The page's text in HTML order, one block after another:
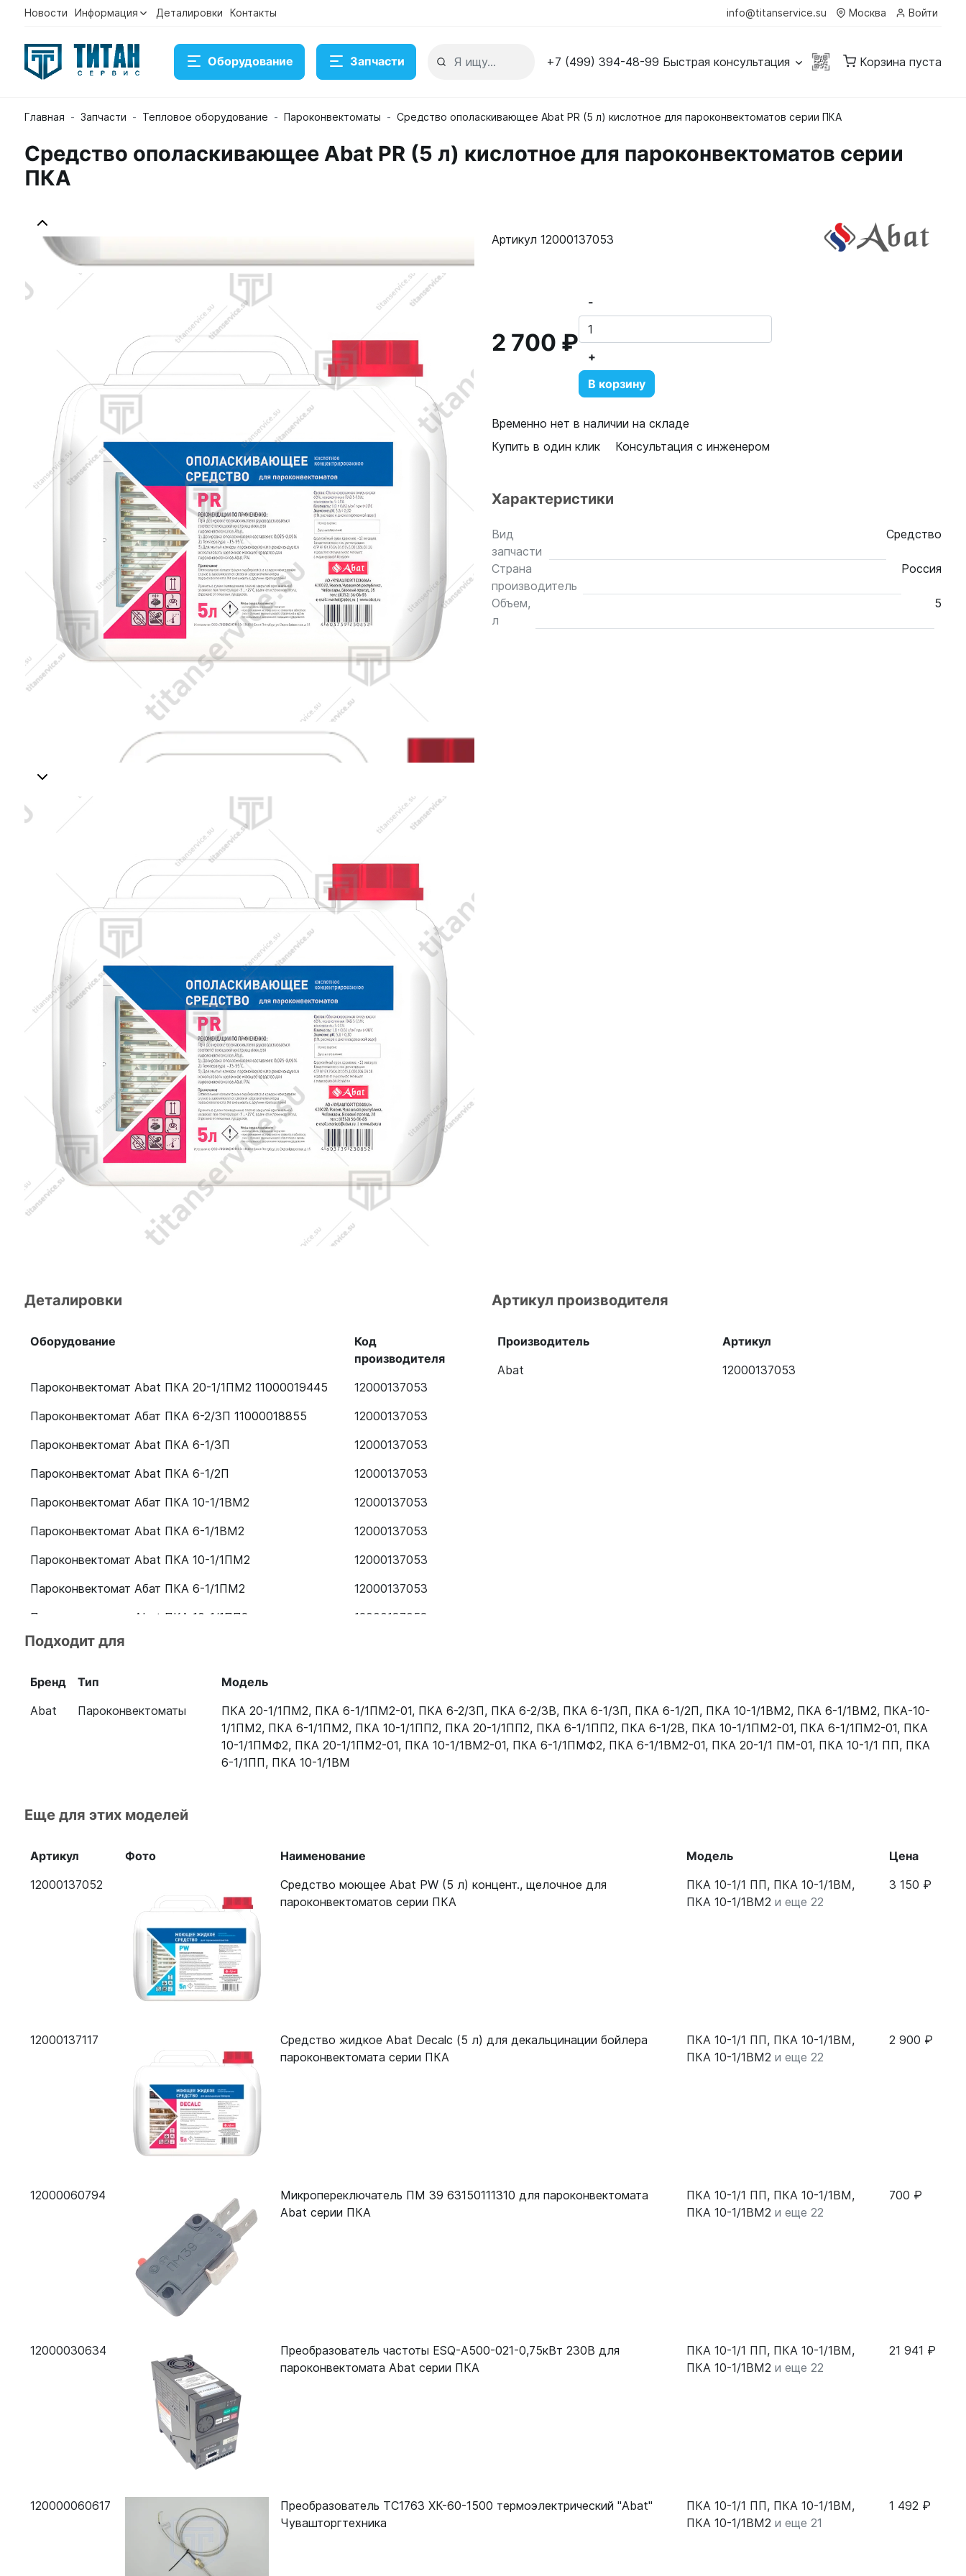
Новости Информация Деталировки Контакты info@titanservice.su Москва Войти
Оборудование Запчасти +7 (499) 394-48-99 Быстрая консультация Корзина пуста
Главная Запчасти Тепловое оборудование Пароконвектоматы Средство ополаскивающее Abat PR (5 л) кислотное для пароконвектоматов серии ПКА
Купить
Средство ополаскивающее Abat PR (5 л) кислотное для пароконвектоматов серии
ПКА
Артикул 12000137053
2 700 ₽
-
+
В корзину
Временно нет в наличии на складе
Купить в один клик
Консультация с инженером
Характеристики
Вид
запчасти
Средство
Страна
производитель
Россия
Объем,
л
5
Деталировки
Оборудование
Код
производителя
Пароконвектомат Abat ПКА 20-1/1ПМ2 11000019445
12000137053
Пароконвектомат Абат ПКА 6-2/3П 11000018855
12000137053
Пароконвектомат Abat ПКА 6-1/3П
12000137053
Пароконвектомат Abat ПКА 6-1/2П
12000137053
Пароконвектомат Абат ПКА 10-1/1ВМ2
12000137053
Пароконвектомат Abat ПКА 6-1/1ВМ2
12000137053
Пароконвектомат Abat ПКА 10-1/1ПМ2
12000137053
Пароконвектомат Абат ПКА 6-1/1ПМ2
12000137053
Пароконвектомат Abat ПКА 10-1/1ПП2
12000137053
Пароконвектомат Abat ПКА 20-1/1ПП2
Пароконвектомат Abat ПКА 6-1/1ПП2
Пароконвектомат ПКА 6-1/2В
12000137053
Пароконвектомат ПКА 10-1/1ПМ2-01
12000137053
Пароконвектомат Абат ПКА 10-1/1ПМФ2 11000015891
11000019444
110000019106
Пароконвектомат Абат ПКА 6-1/1ПМФ2 11000015964
12000137053
Пароконвектомат Abat ПКА 6-1/1ВМ2-01 11000019107
12000137053
Пароконвектомат Abat ПКА 20-1/1ПМ-01
Пароконвектомат Abat ПКА 10-1/1ПП
Пароконвектомат Abat ПКА 6-1/1ПП
Пароконвектомат Abat ПКА 6-1/1ПМ2-01
12000137053
Пароконвектомат Abat ПКА 6-2/3В
Артикул производителя
Производитель
Артикул
Abat
12000137053
Подходит для
Бренд Тип
Модель
Abat
Пароконвектоматы ПКА 20-1/1ПМ2, ПКА 6-1/1ПМ2-01, ПКА 6-2/3П, ПКА 6-2/3В, ПКА 6-1/3П, ПКА 6-1/2П, ПКА 10-1/1ВМ2, ПКА 6-1/1ВМ2, ПКА-10-
1/1ПМ2, ПКА 6-1/1ПМ2, ПКА 10-1/1ПП2, ПКА 20-1/1ПП2, ПКА 6-1/1ПП2, ПКА 6-1/2В, ПКА 10-1/1ПМ2-01, ПКА 6-1/1ПМ2-01, ПКА
10-1/1ПМФ2, ПКА 20-1/1ПМ2-01, ПКА 10-1/1ВМ2-01, ПКА 6-1/1ПМФ2, ПКА 6-1/1ВМ2-01, ПКА 20-1/1 ПМ-01, ПКА 10-1/1 ПП, ПКА
6-1/1ПП, ПКА 10-1/1ВМ
Еще для этих моделей
Артикул Фото Наименование Модель
Цена
12000137052
Средство моющее Abat PW (5 л) концент., щелочное для
пароконвектоматов серии ПКА
ПКА 10-1/1 ПП, ПКА 10-1/1ВМ,
ПКА 10-1/1ВМ2 и еще 22
3 150 ₽
12000137117
Средство жидкое Abat Decalc (5 л) для декальцинации бойлера
пароконвектомата серии ПКА
ПКА 10-1/1 ПП, ПКА 10-1/1ВМ,
ПКА 10-1/1ВМ2 и еще 22
2 900 ₽
12000060794
Микропереключатель ПМ 39 63150111310 для пароконвектомата
Abat серии ПКА
ПКА 10-1/1 ПП, ПКА 10-1/1ВМ,
ПКА 10-1/1ВМ2 и еще 22
700 ₽
12000030634
Преобразователь частоты ESQ-A500-021-0,75кВт 230В для
пароконвектомата Abat серии ПКА
ПКА 10-1/1 ПП, ПКА 10-1/1ВМ,
ПКА 10-1/1ВМ2 и еще 22
21 941 ₽
120000060617
Преобразователь ТС1763 ХК-60-1500 термоэлектрический "Abat"
Чувашторгтехника
ПКА 10-1/1 ПП, ПКА 10-1/1ВМ,
ПКА 10-1/1ВМ2 и еще 21
1 492 ₽